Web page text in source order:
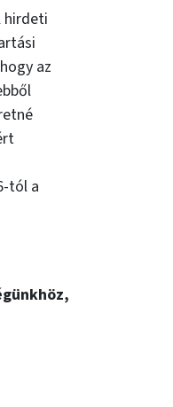
hirdeti
az
tól a